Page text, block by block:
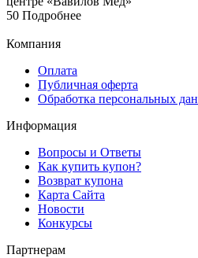
50 Подробнее
Компания
Оплата
Публичная оферта
Обработка персональных
Информация
Вопросы и Ответы
Как купить купон?
Возврат купона
Карта Сайта
Новости
Конкурсы
Партнерам